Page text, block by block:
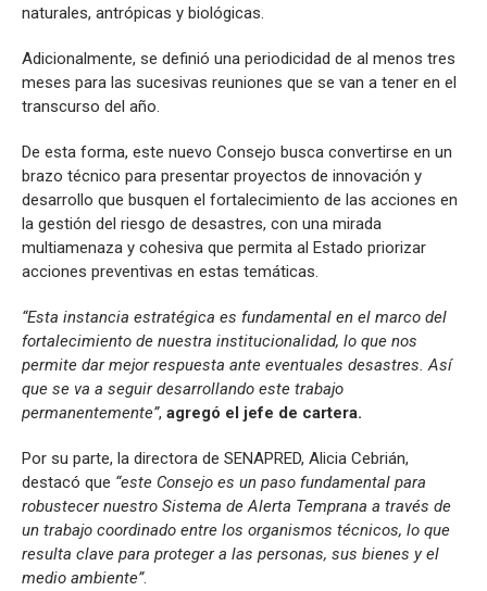
naturales, antrópicas y biológicas.
Adicionalmente, se definió una periodicidad de al menos tres
meses para las sucesivas reuniones que se van a tener en el
transcurso del año.
De esta forma, este nuevo Consejo busca convertirse en un
brazo técnico para presentar proyectos de innovación y
desarrollo que busquen el fortalecimiento de las acciones en
la gestión del riesgo de desastres, con una mirada
multiamenaza y cohesiva que permita al Estado priorizar
acciones preventivas en estas temáticas.
“Esta instancia estratégica es fundamental en el marco del
fortalecimiento de nuestra institucionalidad, lo que nos
permite dar mejor respuesta ante eventuales desastres. Así
que se va a seguir desarrollando este trabajo
permanentemente”, agregó el jefe de cartera.
Por su parte, la directora de SENAPRED, Alicia Cebrián,
destacó que “este Consejo es un paso fundamental para
robustecer nuestro Sistema de Alerta Temprana a través de
un trabajo coordinado entre los organismos técnicos, lo que
resulta clave para proteger a las personas, sus bienes y el
medio ambiente”.